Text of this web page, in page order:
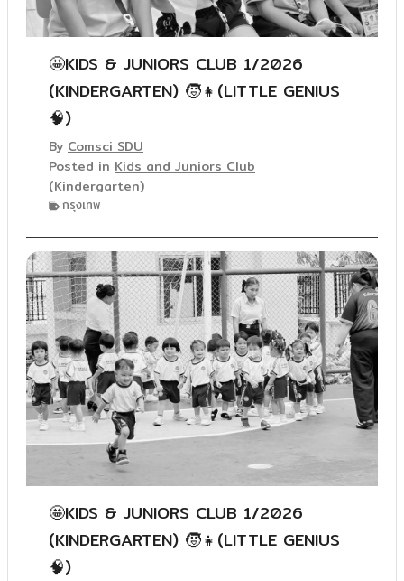
🤩KIDS & JUNIORS CLUB 1/2026
(KINDERGARTEN) 🧒👧(LITTLE GENIUS
🧠)
By Comsci SDU
Posted in Kids and Juniors Club
(Kindergarten)
กรุงเทพ
🤩KIDS & JUNIORS CLUB 1/2026
(KINDERGARTEN) 🧒👧(LITTLE GENIUS
🧠)